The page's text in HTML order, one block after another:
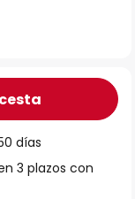
días
3 plazos con